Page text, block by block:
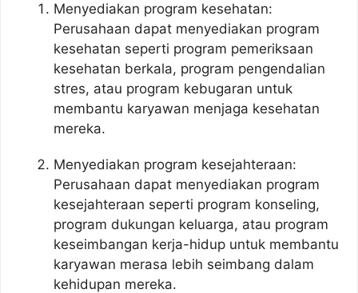
Menyediakan program kesehatan:
Perusahaan dapat menyediakan program
kesehatan seperti program pemeriksaan
kesehatan berkala, program pengendalian
stres, atau program kebugaran untuk
membantu karyawan menjaga kesehatan
mereka.
Menyediakan program kesejahteraan:
Perusahaan dapat menyediakan program
kesejahteraan seperti program konseling,
program dukungan keluarga, atau program
keseimbangan kerja-hidup untuk membantu
karyawan merasa lebih seimbang dalam
kehidupan mereka.